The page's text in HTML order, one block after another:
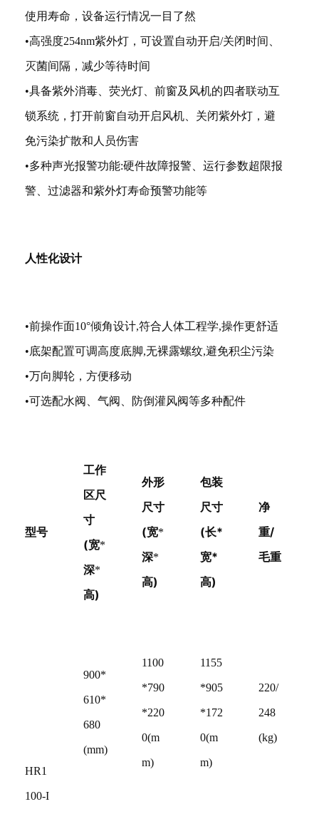
使用寿命，设备运行情况一目了然
•高强度254nm紫外灯，可设置自动开启/关闭时间、
灭菌间隔，减少等待时间
•具备紫外消毒、荧光灯、前窗及风机的四者联动互
锁系统，打开前窗自动开启风机、关闭紫外灯，避
免污染扩散和人员伤害
•多种声光报警功能:硬件故障报警、运行参数超限报
警、过滤器和紫外灯寿命预警功能等
人性化设计
•前操作面10°倾角设计,符合人体工程学,操作更舒适
•底架配置可调高度底脚,无裸露螺纹,避免积尘污染
•万向脚轮，方便移动
•可选配水阀、气阀、防倒灌风阀等多种配件
型号
工作
区尺
寸
(宽*
深*
高)
外形
尺寸
(宽*
深*
高)
包装
尺寸
(长*
宽*
高)
净
重/
毛重
HR1
100-I
900*
610*
680
(mm)
1100
*790
*220
0(m
m)
1155
*905
*172
0(m
m)
220/
248
(kg)